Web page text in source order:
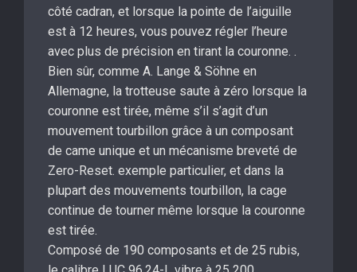
côté cadran, et lorsque la pointe de l’aiguille
est à 12 heures, vous pouvez régler l’heure
avec plus de précision en tirant la couronne. .
Bien sûr, comme A. Lange & Söhne en
Allemagne, la trotteuse saute à zéro lorsque la
couronne est tirée, même s’il s’agit d’un
mouvement tourbillon grâce à un composant
de came unique et un mécanisme breveté de
Zero-Reset. exemple particulier, et dans la
plupart des mouvements tourbillon, la cage
continue de tourner même lorsque la couronne
est tirée.
Composé de 190 composants et de 25 rubis,